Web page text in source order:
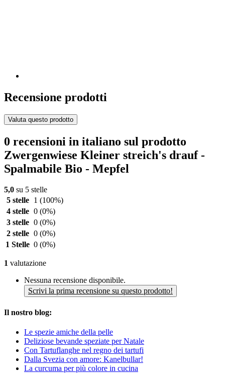
Recensione prodotti
Valuta questo prodotto
0 recensioni in italiano sul prodotto
Zwergenwiese Kleiner streich's drauf -
Spalmabile Bio - Mepfel
5,0 su 5 stelle
5 stelle
1 (100%)
4 stelle 0 (0%)
3 stelle 0 (0%)
2 stelle 0 (0%)
1 Stelle 0 (0%)
1 valutazione
Nessuna recensione disponibile.
Scrivi la prima recensione su questo prodotto!
Il nostro blog:
Le spezie amiche della pelle
Deliziose bevande speziate per Natale
Con Tartuflanghe nel regno dei tartufi
Dalla Svezia con amore: Kanelbullar!
La curcuma per più colore in cucina